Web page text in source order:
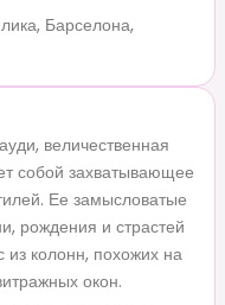
Барселона,
величественная
собой захватывающее
Ее замысловатые
рождения и страстей
из колонн, похожих на
окон.